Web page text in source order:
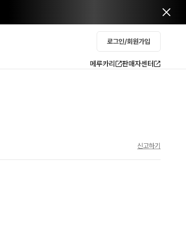
로그인/회원가입
메루카리 판매자센터
신고하기